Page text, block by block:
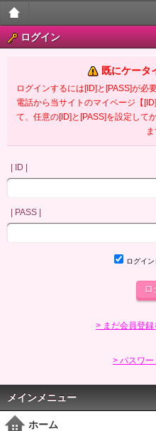
大人
ータ
イ官
ログイン
既にケータ
ログインするには[ID]と[PASS]が必
電話から当サイトのマイページ【
て、任意の[ID]と[PASS]を設定して
ま
| ID |
| PASS |
ログイ
> まだ会員登
> パスワ
メインメニュー
ホーム